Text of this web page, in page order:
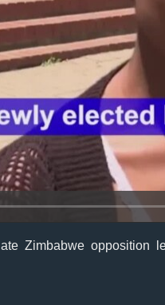
Zimbabwe opposition